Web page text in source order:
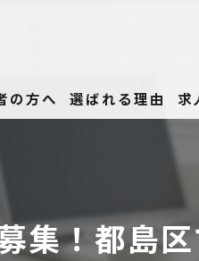
の方へ 選ばれる理由 求
集！都島